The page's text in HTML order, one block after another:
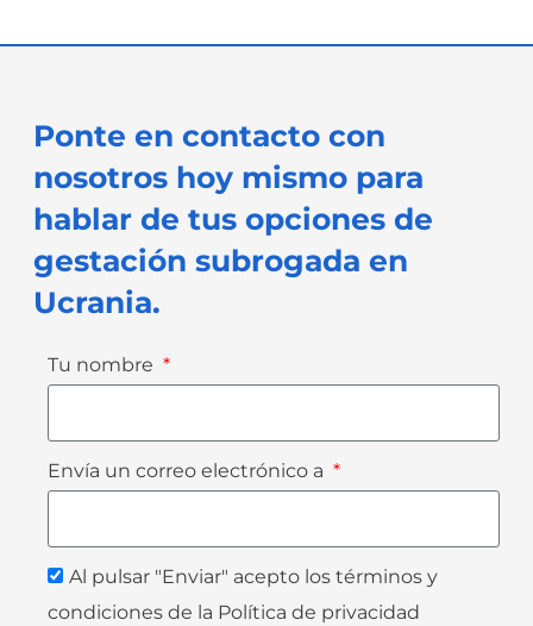
Ponte en contacto con
nosotros hoy mismo para
hablar de tus opciones de
gestación subrogada en
Ucrania.
Tu nombre
Envía un correo electrónico a
Al pulsar "Enviar" acepto los términos y
condiciones de la Política de privacidad